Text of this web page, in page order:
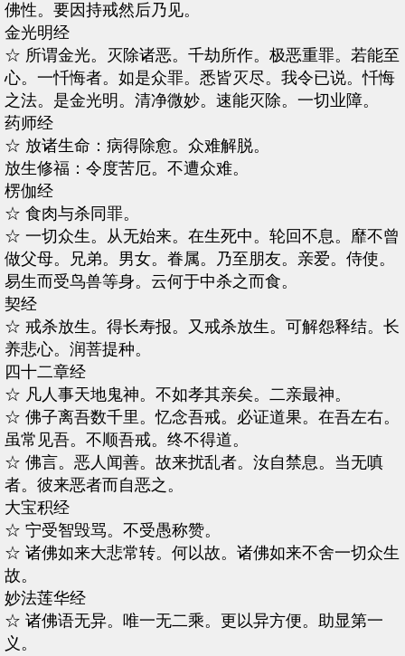
佛性。要因持戒然后乃见。
金光明经
☆ 所谓金光。灭除诸恶。千劫所作。极恶重罪。若能至
心。一忏悔者。如是众罪。悉皆灭尽。我令已说。忏悔
之法。是金光明。清净微妙。速能灭除。一切业障。
药师经
☆ 放诸生命：病得除愈。众难解脱。
放生修福：令度苦厄。不遭众难。
楞伽经
☆ 食肉与杀同罪。
☆ 一切众生。从无始来。在生死中。轮回不息。靡不曾
做父母。兄弟。男女。眷属。乃至朋友。亲爱。侍使。
易生而受鸟兽等身。云何于中杀之而食。
契经
☆ 戒杀放生。得长寿报。又戒杀放生。可解怨释结。长
养悲心。润菩提种。
四十二章经
☆ 凡人事天地鬼神。不如孝其亲矣。二亲最神。
☆ 佛子离吾数千里。忆念吾戒。必证道果。在吾左右。
虽常见吾。不顺吾戒。终不得道。
☆ 佛言。恶人闻善。故来扰乱者。汝自禁息。当无嗔
者。彼来恶者而自恶之。
大宝积经
☆ 宁受智毁骂。不受愚称赞。
☆ 诸佛如来大悲常转。何以故。诸佛如来不舍一切众生
故。
妙法莲华经
☆ 诸佛语无异。唯一无二乘。更以异方便。助显第一
义。